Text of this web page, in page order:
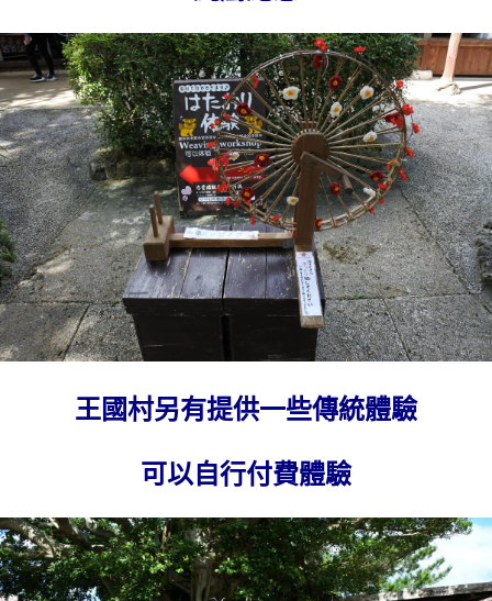
王國村另有提供一些傳統體驗
可以自行付費體驗